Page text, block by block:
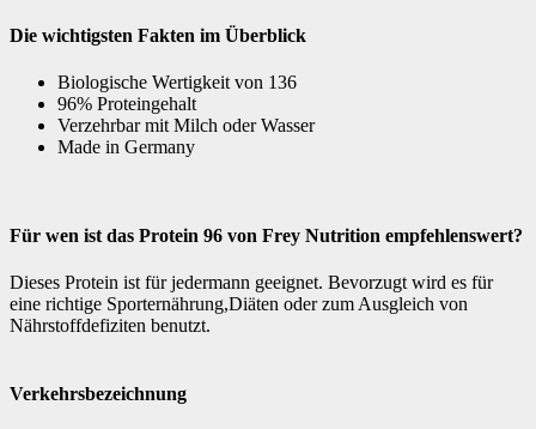
Die wichtigsten Fakten im Überblick
Biologische Wertigkeit von 136
96% Proteingehalt
Verzehrbar mit Milch oder Wasser
Made in Germany
Für wen ist das Protein 96 von Frey Nutrition empfehlenswert?
Dieses Protein ist für jedermann geeignet. Bevorzugt wird es für
eine richtige Sporternährung,Diäten oder zum Ausgleich von
Nährstoffdefiziten benutzt.
Verkehrsbezeichnung